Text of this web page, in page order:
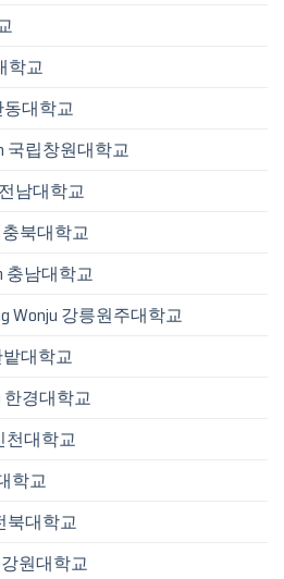
학교
동대학교
국립창원대학교
남대학교
충북대학교
충남대학교
Wonju 강릉원주대학교
밭대학교
한경대학교
천대학교
학교
북대학교
강원대학교